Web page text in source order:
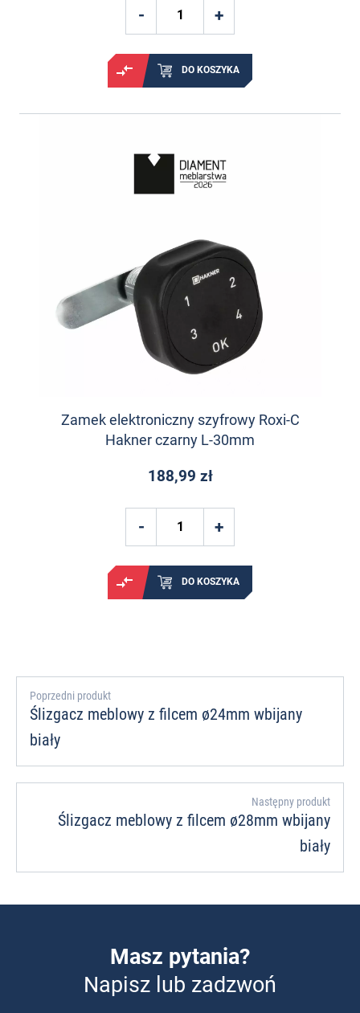
DO KOSZYKA
Zamek elektroniczny szyfrowy Roxi-C
Hakner czarny L-30mm
188,99 zł
DO KOSZYKA
Poprzedni produkt
Ślizgacz meblowy z filcem ø24mm wbijany
biały
Następny produkt
Ślizgacz meblowy z filcem ø28mm wbijany
biały
Masz pytania?
Napisz lub zadzwoń